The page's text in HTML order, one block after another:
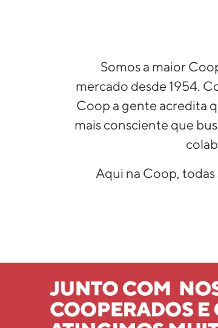
Somos a maior
mercado desde 1954.
Coop a gente acredita
mais consciente que
Aqui na Coop, todas